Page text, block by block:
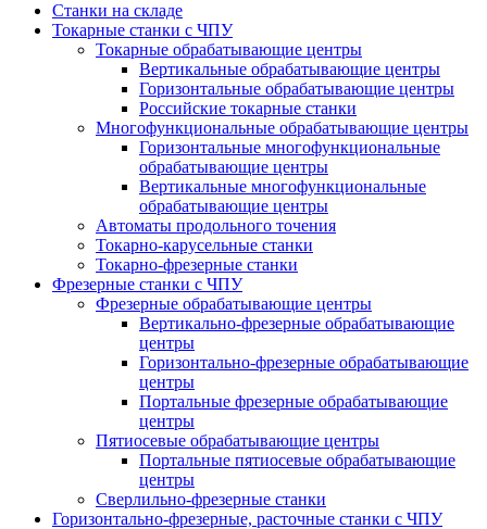
Станки на складе
Токарные станки с ЧПУ
Токарные обрабатывающие центры
Вертикальные обрабатывающие центры
Горизонтальные обрабатывающие центры
Российские токарные станки
Многофункциональные обрабатывающие центры
Горизонтальные многофункциональные
обрабатывающие центры
Вертикальные многофункциональные
обрабатывающие центры
Автоматы продольного точения
Токарно-карусельные станки
Токарно-фрезерные станки
Фрезерные станки с ЧПУ
Фрезерные обрабатывающие центры
Вертикально-фрезерные обрабатывающие
центры
Горизонтально-фрезерные обрабатывающие
центры
Портальные фрезерные обрабатывающие
центры
Пятиосевые обрабатывающие центры
Портальные пятиосевые обрабатывающие
центры
Сверлильно-фрезерные станки
Горизонтально-фрезерные, расточные станки с ЧПУ